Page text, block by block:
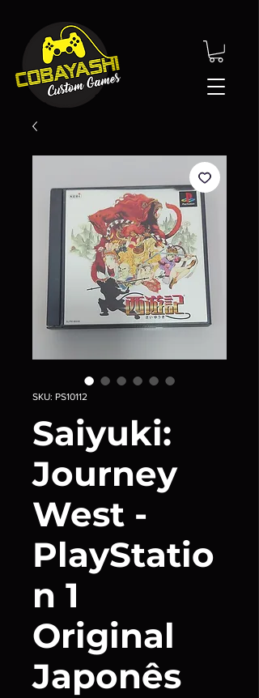
SKU: PS10112
Saiyuki:
Journey
West -
PlayStatio
n 1
Original
Japonês